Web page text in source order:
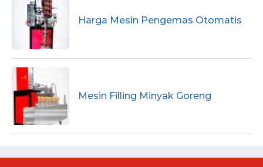
Harga Mesin Pengemas Otomatis
Mesin Filling Minyak Goreng